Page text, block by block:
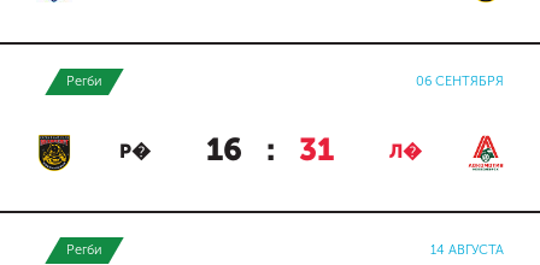
Регби 06 СЕНТЯБРЯ
Р� 16 : 31 Л�
Регби 14 АВГУСТА